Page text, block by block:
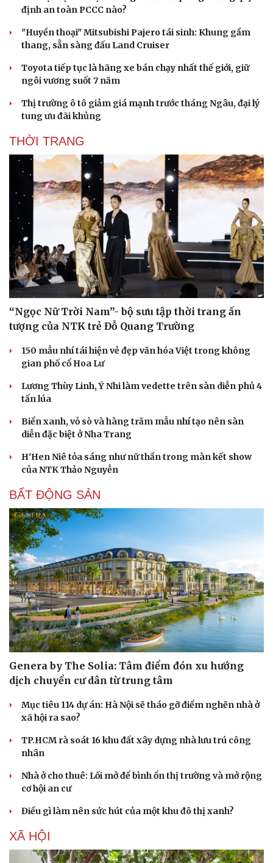
Sức khỏe
Dinh dưỡng - món ngon
Cây thuốc
Sản phụ khoa
Nhi khoa
Nam khoa
Phòng mạch online
Đời sống
Blog
Tình yêu - Gia đình
định an toàn PCCC nào?
"Huyền thoại" Mitsubishi Pajero tái sinh: Khung gầm
thang, sẵn sàng đấu Land Cruiser
Toyota tiếp tục là hãng xe bán chạy nhất thế giới, giữ
ngôi vương suốt 7 năm
Thị trường ô tô giảm giá mạnh trước tháng Ngâu, đại lý
tung ưu đãi khủng
THỜI TRANG
“Ngọc Nữ Trời Nam”- bộ sưu tập thời trang ấn
tượng của NTK trẻ Đỗ Quang Trường
150 mẫu nhí tái hiện vẻ đẹp văn hóa Việt trong không
gian phố cổ Hoa Lư
Lương Thùy Linh, Ý Nhi làm vedette trên sàn diễn phủ 4
tấn lúa
Biển xanh, vỏ sò và hàng trăm mẫu nhí tạo nên sàn
diễn đặc biệt ở Nha Trang
H'Hen Niê tỏa sáng như nữ thần trong màn kết show
của NTK Thảo Nguyễn
BẤT ĐỘNG SẢN
Genera by The Solia: Tâm điểm đón xu hướng
dịch chuyển cư dân từ trung tâm
Mục tiêu 114 dự án: Hà Nội sẽ tháo gỡ điểm nghẽn nhà ở
xã hội ra sao?
TP.HCM rà soát 16 khu đất xây dựng nhà lưu trú công
nhân
Nhà ở cho thuê: Lối mở để bình ổn thị trường và mở rộng
cơ hội an cư
Điều gì làm nên sức hút của một khu đô thị xanh?
XÃ HỘI